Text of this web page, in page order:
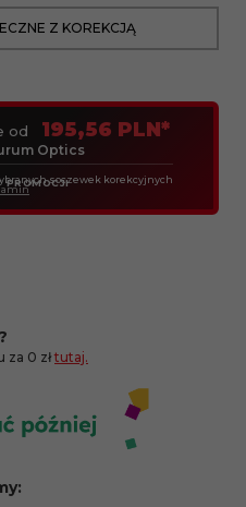
od 195,56 PLN*
Optics
soczewek korekcyjnych
PROMOCJI
Z KOREKCJĄ
za 0 złtutaj.